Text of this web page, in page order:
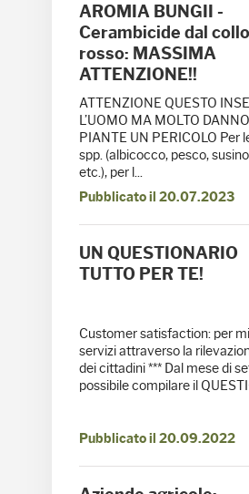
AROMIA BUNGII -
Cerambicide dal collo
rosso: MASSIMA
ATTENZIONE!!
ATTENZIONE QUESTO
L’UOMO MA MOLTO
PIANTE UN PERICOLO Per
spp. (albicocco, pesco,
etc.), per l...
Pubblicato il 20.07.2023
UN QUESTIONARIO
TUTTO PER TE!
Customer satisfaction: per
servizi attraverso la
dei cittadini *** Dal mese di
possibile compilare il
Pubblicato il 20.09.2022